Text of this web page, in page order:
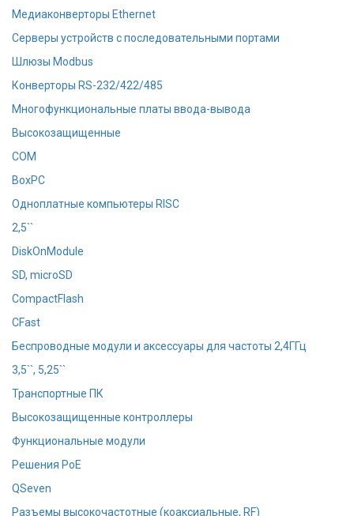
Медиаконверторы Ethernet
Серверы устройств с последовательными портами
Шлюзы Modbus
Конверторы RS-232/422/485
Многофункциональные платы ввода-вывода
Высокозащищенные
COM
BoxPC
Одноплатные компьютеры RISC
2,5``
DiskOnModule
SD, microSD
CompactFlash
CFast
Беспроводные модули и аксессуары для частоты 2,4ГГц
3,5``, 5,25``
Транспортные ПК
Высокозащищенные контроллеры
Функциональные модули
Решения PoE
QSeven
Разъемы высокочастотные (коаксиальные, RF)